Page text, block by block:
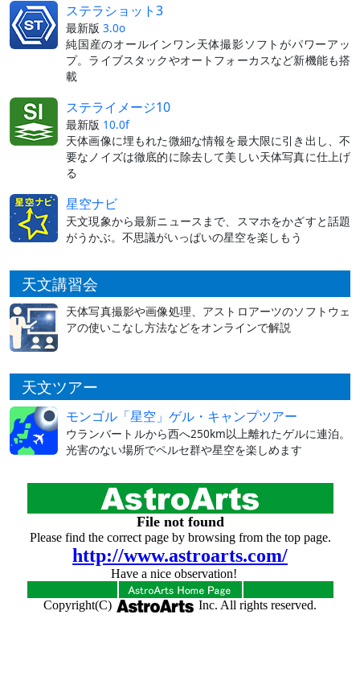
ステラショット3
最新版 3.0o
純国産のオールインワン天体撮影ソフトがパワーアッ
プ。ライブスタックやオートフォーカスなど新機能も搭
載
ステライメージ10
最新版 10.0f
天体画像に埋もれた微細な情報を最大限に引き出し、不
要なノイズは徹底的に除去して美しい天体写真に仕上げ
る
星空ナビ
天文現象から最新ニュースまで、スマホをかざすと話題
がうかぶ。不思議がいっぱいの星空を楽しもう
天文講習会
天体写真撮影や画像処理、アストロアーツのソフトウェ
アの使いこなし方法などをオンラインで解説
天文ツアー
モンゴル「星空」ゲル・キャンプツアー
ウランバートルから西へ250km以上離れたゲルに連泊。
光害のない場所でペルセ群や星空を楽しめます